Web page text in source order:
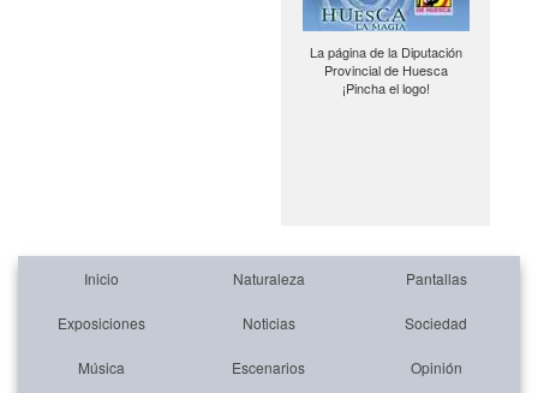
La página de la Diputación
Provincial de Huesca
¡Pincha el logo!
Inicio Naturaleza Pantallas
Exposiciones Noticias Sociedad
Música Escenarios Opinión